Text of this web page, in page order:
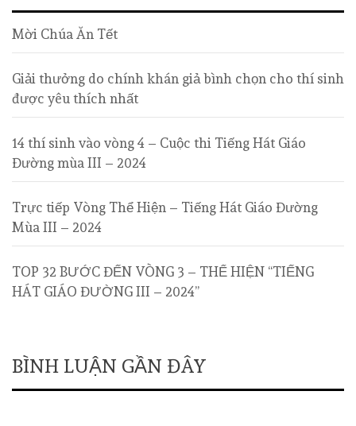
Mời Chúa Ăn Tết
Giải thưởng do chính khán giả bình chọn cho thí sinh
được yêu thích nhất
14 thí sinh vào vòng 4 – Cuộc thi Tiếng Hát Giáo
Đường mùa III – 2024
Trực tiếp Vòng Thể Hiện – Tiếng Hát Giáo Đường
Mùa III – 2024
TOP 32 BƯỚC ĐẾN VÒNG 3 – THỂ HIỆN “TIẾNG
HÁT GIÁO ĐƯỜNG III – 2024”
BÌNH LUẬN GẦN ĐÂY